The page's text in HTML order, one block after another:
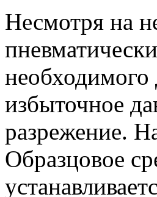
Несмотря на
необходимого
избыточное
разрежение.
Образцовое